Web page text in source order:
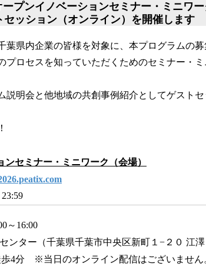
プンイノベーションセミナー・ミニワ
ッション（オンライン）を開催します
葉県内企業の皆様を対象に、本プログラムの
プロセスを知っていただくためのセミナー・
説明会と他地域の共創事例紹介としてゲスト
セミナー・ミニワーク（会場）
～16:00
ンター（千葉県千葉市中央区新町１−２０ 江
分 ※当日のオンライン配信はございません